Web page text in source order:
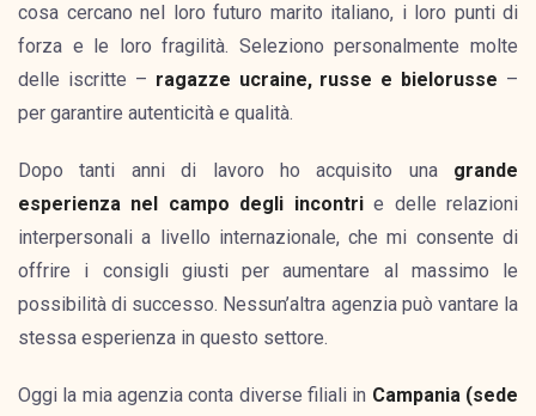
cosa cercano nel loro futuro marito italiano, i loro punti di
forza e le loro fragilità. Seleziono personalmente molte
delle iscritte – ragazze ucraine, russe e bielorusse –
per garantire autenticità e qualità.
Dopo tanti anni di lavoro ho acquisito unagrande
esperienza nel campo degli incontrie delle relazioni
interpersonali a livello internazionale, che mi consente di
offrire i consigli giusti per aumentare al massimo le
possibilità di successo. Nessun’altra agenzia può vantare la
stessa esperienza in questo settore.
Oggi la mia agenzia conta diverse filiali in Campania (sede